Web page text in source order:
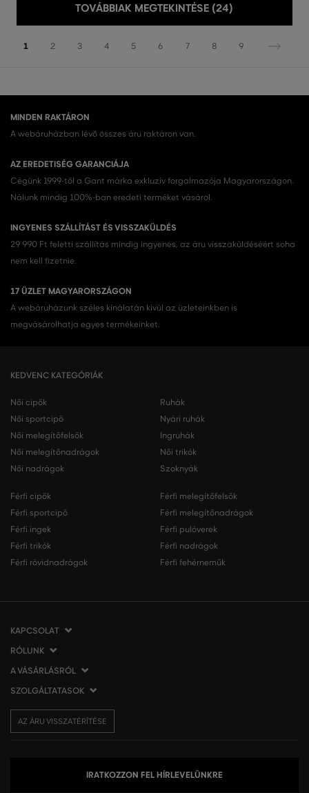
TOVÁBBIAK MEGTEKINTÉSE (24)
1 2 3 4 5 6 7 8 9
MINDEN RAKTÁRON
A webáruházban lévő összes áru raktáron van.
AZ EREDETISÉG GARANCIÁJA
Cégünk 1999-től a Gant márka exkluzív forgalmazója Magyarországon.
Nálunk mindig 100%-ban eredeti terméket vásárol.
INGYENES SZÁLLÍTÁST ÉS VISSZAKÜLDÉS
29 990 Ft feletti szállítás mindig ingyenes, az áru visszaküldéséért soha
nem kell fizetnie.
17 ÜZLET MAGYARORSZÁGON
A webáruházunk széles kínálatán kívül az üzleteinkben is
megvásárolhatja egyes termékeinket.
KEDVENC KATEGÓRIÁK
Női cipők
Női sportcipő
Női melegítőfelsők
Női melegítőnadrágok
Női nadrágok
Ruhák
Nyári ruhák
Ingruhák
Női trikók
Szoknyák
Férfi cipők
Férfi sportcipő
Férfi ingek
Férfi trikók
Férfi rövidnadrágok
Férfi melegítőfelsők
Férfi melegítőnadrágok
Férfi pulóverek
Férfi nadrágok
Férfi fehérneműk
KAPCSOLAT
VERMONT Services Slovakia s. r. o.
Vlčie hrdlo 53
tel.: 06 1 901 1901
info@eshopgant.hu
RÓLUNK
Cégünkről
Elérhetőség
Affiliate
A VÁSÁRLÁSRÓL
A vásárlás menete
Az áru visszatérítése/visszáru
Személyes adatok kezelése
SZOLGÁLTATASOK
Szállítás és fizetés
Ajándékutalványok
AZ ÁRU VISSZATÉRÍTÉSE
IRATKOZZON FEL HÍRLEVELÜNKRE